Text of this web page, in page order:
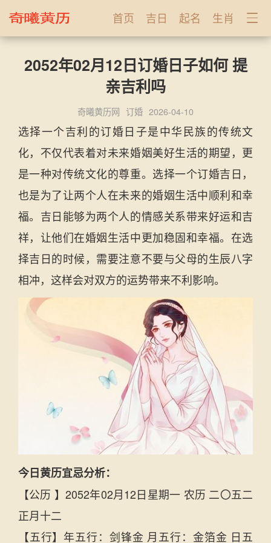
首页 吉日 起名 生肖
2052年02月12日订婚日子如何 提
亲吉利吗
奇曦黄历网 订婚 2026-04-10
选择一个吉利的订婚日子是中华民族的传统文
化，不仅代表着对未来婚姻美好生活的期望，更
是一种对传统文化的尊重。选择一个订婚吉日，
也是为了让两个人在未来的婚姻生活中顺利和幸
福。吉日能够为两个人的情感关系带来好运和吉
祥，让他们在婚姻生活中更加稳固和幸福。在选
择吉日的时候，需要注意不要与父母的生辰八字
相冲，这样会对双方的运势带来不利影响。
今日黄历宜忌分析：
【公历 】2052年02月12日星期一 农历 二〇五二
正月十二
【五行】年五行：剑锋金 月五行：金箔金 日五